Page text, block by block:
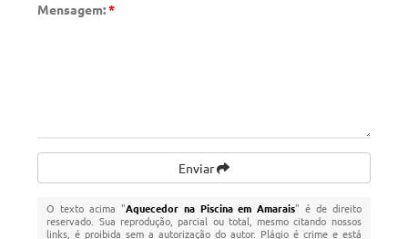
Mensagem:*
Enviar
O texto acima "Aquecedor na Piscina em Amarais" é de direito
reservado. Sua reprodução, parcial ou total, mesmo citando nossos
links, é proibida sem a autorização do autor. Plágio é crime e está